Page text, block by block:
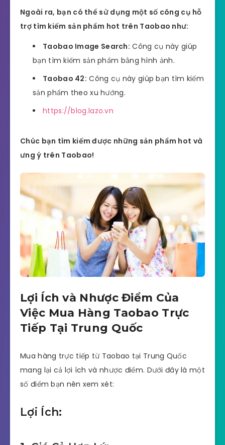
Ngoài ra, bạn có thể sử dụng một số công cụ hỗ
trợ tìm kiếm sản phẩm hot trên Taobao như:
Taobao Image Search: Công cụ này giúp
bạn tìm kiếm sản phẩm bằng hình ảnh.
Taobao 42: Công cụ này giúp bạn tìm kiếm
sản phẩm theo xu hướng.
https://blog.lazo.vn
Chúc bạn tìm kiếm được những sản phẩm hot và
ưng ý trên Taobao!
Lợi Ích và Nhược Điểm Của
Việc Mua Hàng Taobao Trực
Tiếp Tại Trung Quốc
Mua hàng trực tiếp từ Taobao tại Trung Quốc
mang lại cả lợi ích và nhược điểm. Dưới đây là một
số điểm bạn nên xem xét:
Lợi Ích: